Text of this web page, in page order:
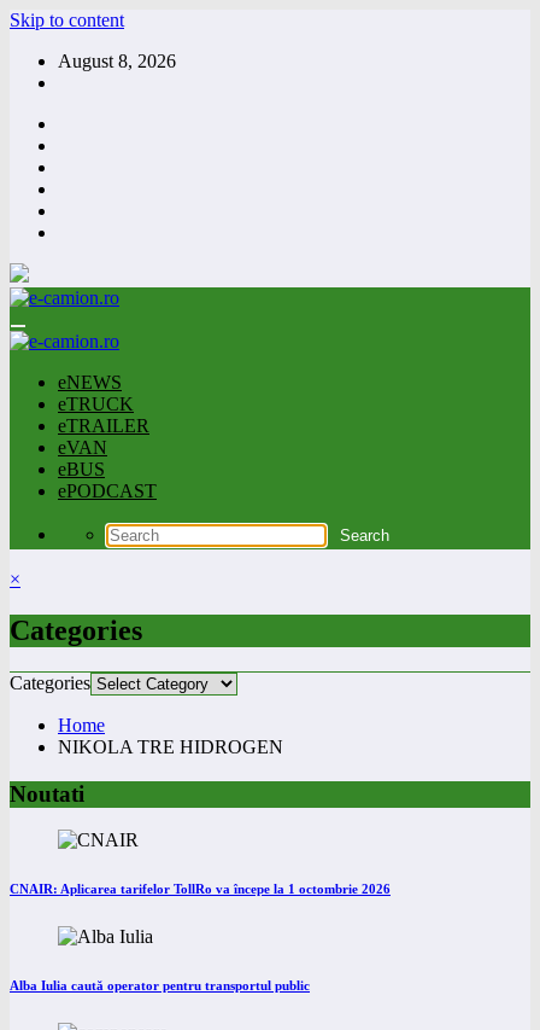
Skip to content
August 8, 2026
eNEWS
eTRUCK
eTRAILER
eVAN
eBUS
ePODCAST
×
Categories
Categories
Home
NIKOLA TRE HIDROGEN
Noutati
CNAIR: Aplicarea tarifelor TollRo va începe la 1 octombrie 2026
Alba Iulia caută operator pentru transportul public